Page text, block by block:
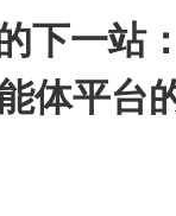
下一站
体平台